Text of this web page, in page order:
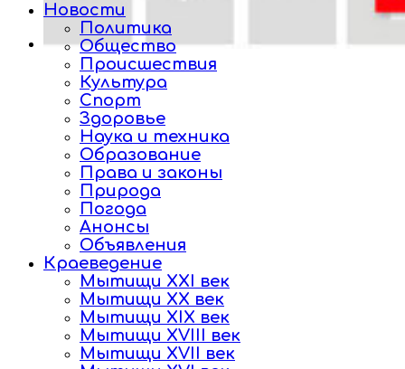
Новости
Политика
Общество
Происшествия
Культура
Спорт
Здоровье
Наука и техника
Образование
Права и законы
Природа
Погода
Анонсы
Объявления
Краеведение
Мытищи XXI век
Мытищи XX век
Мытищи XIX век
Мытищи XVIII век
Мытищи XVII век